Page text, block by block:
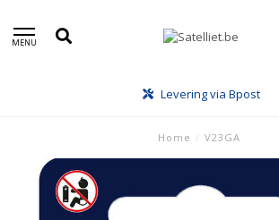
MENU
Levering via Bpost
Home / V23GA